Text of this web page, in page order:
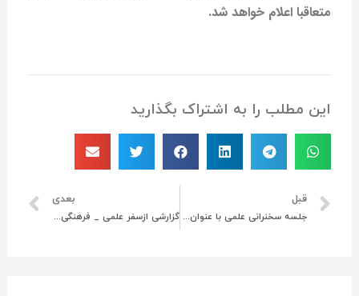
متعاقبا اعلام خواهد شد.
این مطلب را به اشتراک بگذارید
قبل
جلسه سخنرانی علمی با عنوان بینش و روش در جغرافیای سیاسی برگزار شد.
بعدی
گزارشی ازسفر علمی _ فرهنگی به مناطق مرزی شرق و شمال شرقی استان خراسان رضوی